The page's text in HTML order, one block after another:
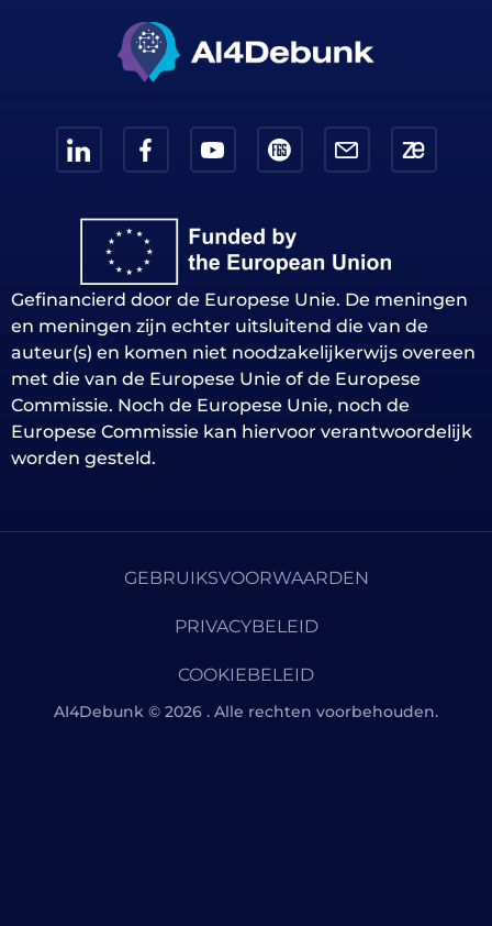
Gefinancierd door de Europese Unie. De meningen
en meningen zijn echter uitsluitend die van de
auteur(s) en komen niet noodzakelijkerwijs overeen
met die van de Europese Unie of de Europese
Commissie. Noch de Europese Unie, noch de
Europese Commissie kan hiervoor verantwoordelijk
worden gesteld.
GEBRUIKSVOORWAARDEN
PRIVACYBELEID
COOKIEBELEID
AI4Debunk © 2026 . Alle rechten voorbehouden.